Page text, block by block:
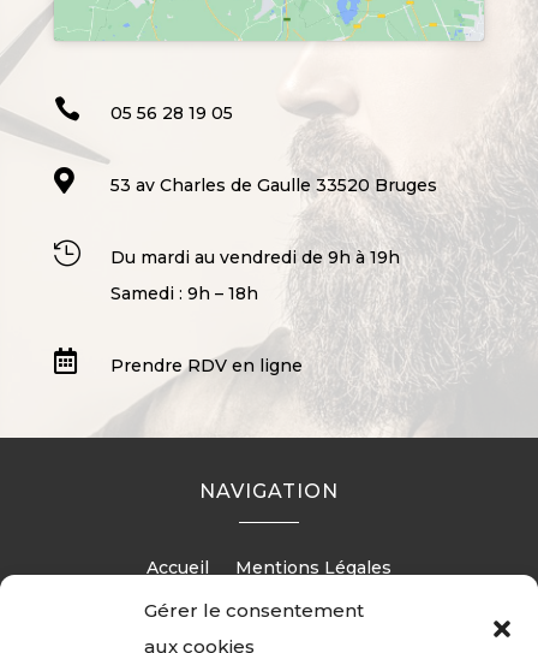
Gérer le consentement
aux cookies
 05 56 28 19 05
 53 av Charles de Gaulle 33520 Bruges

Du mardi au vendredi de 9h à 19h
Samedi : 9h – 18h
 Prendre RDV en ligne
NAVIGATION
Accueil Mentions Légales